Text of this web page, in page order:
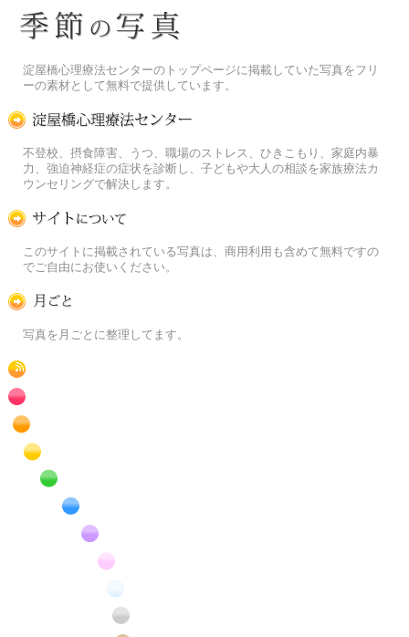
淀屋橋心理療法センターのトップページに掲載していた写真をフリ
ーの素材として無料で提供しています。
不登校、摂食障害、うつ、職場のストレス、ひきこもり、家庭内暴
力、強迫神経症の症状を診断し、子どもや大人の相談を家族療法カ
ウンセリングで解決します。
このサイトに掲載されている写真は、商用利用も含めて無料ですの
でご自由にお使いください。
写真を月ごとに整理してます。
RSS
赤色の花のフリー写真素材
橙色の花のフリー写真素材
黄色の花のフリー写真素材
緑色の花のフリー写真素材
青色の花のフリー写真素材
紫色の花のフリー写真素材
白色の花のフリー写真素材
昆虫のフリー写真素材